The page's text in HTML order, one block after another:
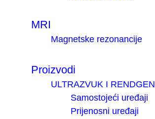
MRI
Magnetske rezonancije
Proizvodi
ULTRAZVUK I RENDGEN
Samostojeći uređaji
Prijenosni uređaji